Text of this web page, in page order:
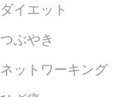
ダイエット
つぶやき
ネットワーキング